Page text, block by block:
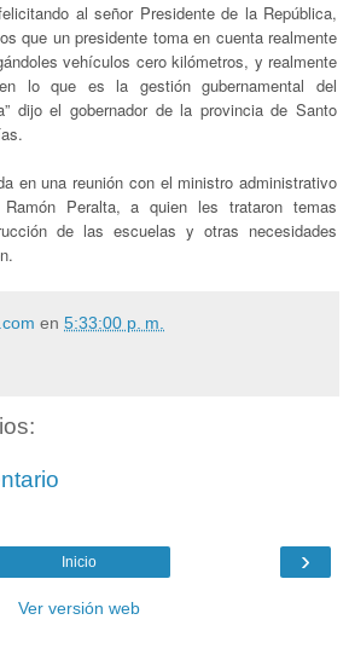
al señor Presidente de la República,
que un presidente toma en cuenta realmente
vehículos cero kilómetros, y realmente
lo que es la gestión gubernamental del
dijo el gobernador de la provincia de Santo
en una reunión con el ministro administrativo
Peralta, a quien les trataron temas
de las escuelas y otras necesidades
en 5:33:00 p. m.
›
Inicio
Ver versión web